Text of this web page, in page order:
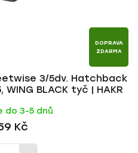
DOPRAVA
ZDARMA
3/5dv. Hatchback
BLACK tyč | HAKR
do 3-5 dnů
Kč